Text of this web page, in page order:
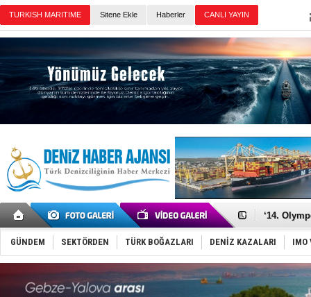
Sitene Ekle Haberler
Denizcilik
‘14.
Taksi
TÜRKLİM
SOCAR da
GÜNDEM SEKTÖRDEN TÜRK BOĞAZLARI DENİZ KAZALARI IMO